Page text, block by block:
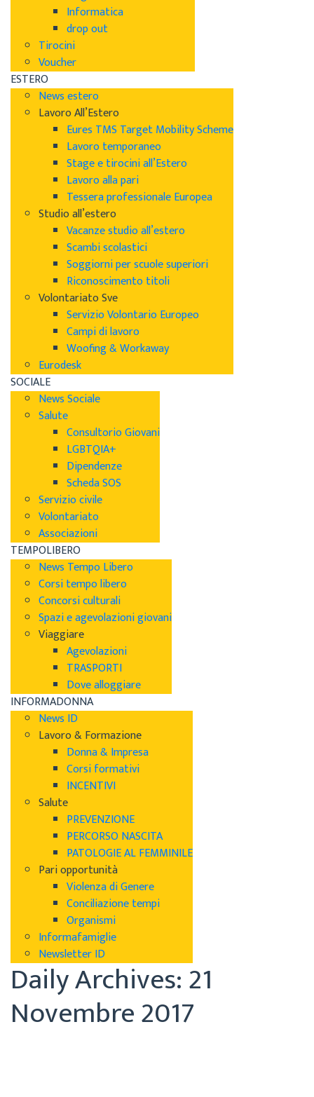
Informatica
drop out
Tirocini
Voucher
ESTERO
News estero
Lavoro All’Estero
Eures TMS Target Mobility Scheme
Lavoro temporaneo
Stage e tirocini all’Estero
Lavoro alla pari
Tessera professionale Europea
Studio all’estero
Vacanze studio all’estero
Scambi scolastici
Soggiorni per scuole superiori
Riconoscimento titoli
Volontariato Sve
Servizio Volontario Europeo
Campi di lavoro
Woofing & Workaway
Eurodesk
SOCIALE
News Sociale
Salute
Consultorio Giovani
LGBTQIA+
Dipendenze
Scheda SOS
Servizio civile
Volontariato
Associazioni
TEMPOLIBERO
News Tempo Libero
Corsi tempo libero
Concorsi culturali
Spazi e agevolazioni giovani
Viaggiare
Agevolazioni
TRASPORTI
Dove alloggiare
INFORMADONNA
News ID
Lavoro & Formazione
Donna & Impresa
Corsi formativi
INCENTIVI
Salute
PREVENZIONE
PERCORSO NASCITA
PATOLOGIE AL FEMMINILE
Pari opportunità
Violenza di Genere
Conciliazione tempi
Organismi
Informafamiglie
Newsletter ID
Daily Archives: 21
Novembre 2017